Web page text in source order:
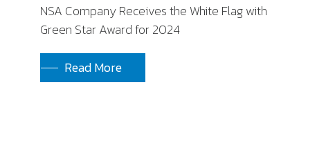
NSA Company Receives the White Flag with
Green Star Award for 2024
Read More